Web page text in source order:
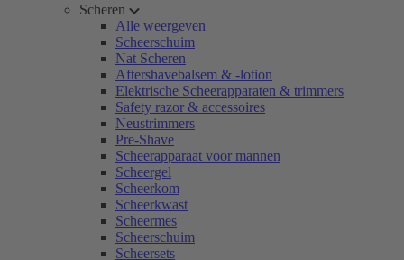
Scheren
Alle weergeven
Scheerschuim
Nat Scheren
Aftershavebalsem & -lotion
Elektrische Scheerapparaten & trimmers
Safety razor & accessoires
Neustrimmers
Pre-Shave
Scheerapparaat voor mannen
Scheergel
Scheerkom
Scheerkwast
Scheermes
Scheerschuim
Scheersets